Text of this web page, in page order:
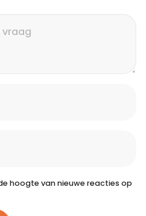
hoogte van nieuwe reacties op